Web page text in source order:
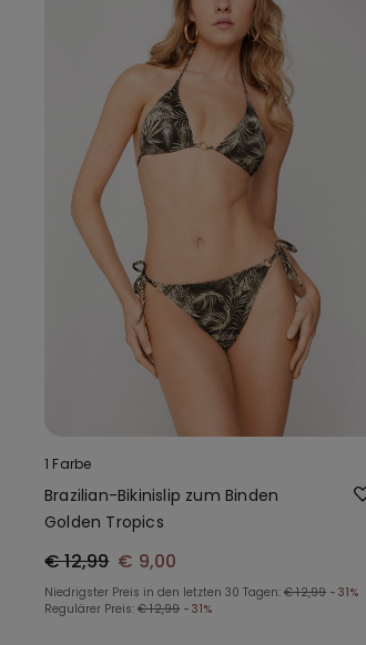
1 Farbe
Brazilian-Bikinislip zum Binden
Golden Tropics
€ 12,99 € 9,00
Niedrigster Preis in den letzten 30 Tagen: € 12,99 -31%
Regulärer Preis: € 12,99 -31%